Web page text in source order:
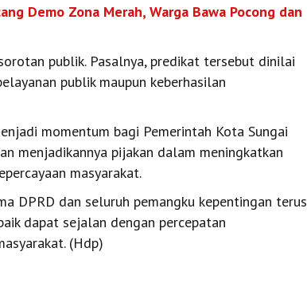
Demo Zona Merah, Warga Bawa Pocong dan
publik. Pasalnya, predikat tersebut dinilai
publik maupun keberhasilan
momentum bagi Pemerintah Kota Sungai
menjadikannya pijakan dalam meningkatkan
masyarakat.
DPRD dan seluruh pemangku kepentingan terus
dapat sejalan dengan percepatan
(Hdp)